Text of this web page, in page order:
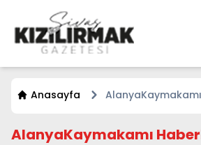
Anasayfa AlanyaKaymakamı
AlanyaKaymakamı